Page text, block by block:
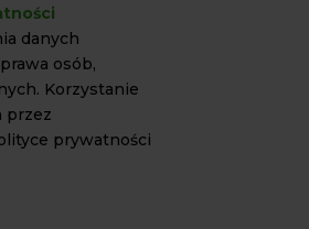
danych
osób,
Korzystanie
przez
prywatności